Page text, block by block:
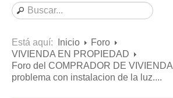
Contratos de Arrendamiento
De uso distinto al de vivienda
Otros contratos de Arrendamiento
Requerimientos y comunicaciones
Está aquí: Inicio
Foro
VIVIENDA EN PROPIEDAD
Foro del COMPRADOR DE VIVIENDA
problema con instalacion de la luz....